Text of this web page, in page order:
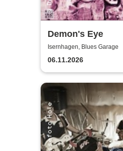
Demon's Eye
Isernhagen, Blues Garage
06.11.2026